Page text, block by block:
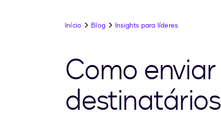
Início Blog Insights para líderes
Como